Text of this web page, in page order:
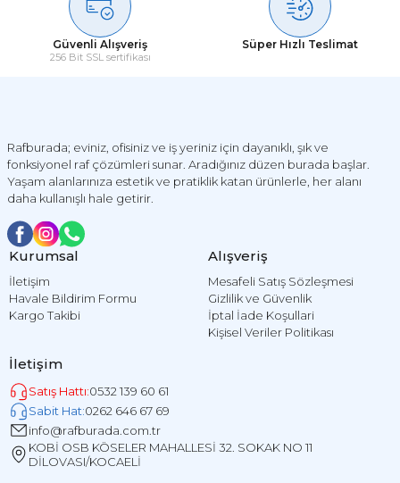
Güvenli Alışveriş
256 Bit SSL sertifikası
Süper Hızlı Teslimat
Rafburada; eviniz, ofisiniz ve iş yeriniz için dayanıklı, şık ve
fonksiyonel raf çözümleri sunar. Aradığınız düzen burada başlar.
Yaşam alanlarınıza estetik ve pratiklik katan ürünlerle, her alanı
daha kullanışlı hale getirir.
Kurumsal
İletişim
Havale Bildirim Formu
Kargo Takibi
Alışveriş
Mesafeli Satış Sözleşmesi
Gizlilik ve Güvenlik
İptal İade Koşullari
Kişisel Veriler Politikası
İletişim
Satış Hattı:0532 139 60 61
Sabit Hat:0262 646 67 69
info@rafburada.com.tr
KOBİ OSB KÖSELER MAHALLESİ 32. SOKAK NO 11
DİLOVASI/KOCAELİ